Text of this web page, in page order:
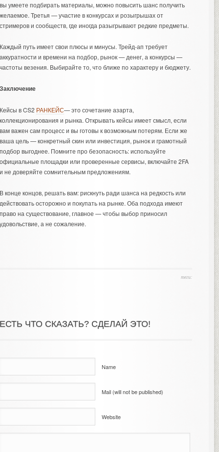
умеете подбирать материалы, можно повысить шанс получить
Третья — участие в конкурсах и розыгрышах от
и сообществ, где иногда разыгрывают редкие предметы.
путь имеет свои плюсы и минусы. Трейд-ап требует
и времени на подбор, рынок — денег, а конкурсы —
везения. Выбирайте то, что ближе по характеру и бюджету.
в CS2 РАНКЕЙС— это сочетание азарта,
и рынка. Открывать кейсы имеет смысл, если
важен сам процесс и вы готовы к возможным потерям. Если же
цель — конкретный скин или инвестиция, рынок и грамотный
выгоднее. Помните про безопасность: используйте
площадки или проверенные сервисы, включайте 2FA
не доверяйте сомнительным предложениям.
конце концов, решать вам: рискнуть ради шанса на редкость или
осторожно и покупать на рынке. Оба подхода имеют
на существование, главное — чтобы выбор приносил
а не сожаление.
теги:
ЧТО СКАЗАТЬ? СДЕЛАЙ ЭТО!
Name
Mail (will not be published)
Website